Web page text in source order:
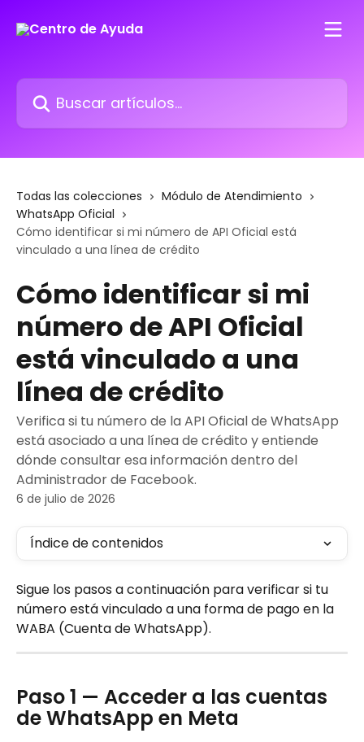
Buscar artículos...
Todas las colecciones
Módulo de Atendimiento
WhatsApp Oficial
Cómo identificar si mi número de API Oficial está
vinculado a una línea de crédito
Cómo identificar si mi
número de API Oficial
está vinculado a una
línea de crédito
Verifica si tu número de la API Oficial de WhatsApp
está asociado a una línea de crédito y entiende
dónde consultar esa información dentro del
Administrador de Facebook.
6 de julio de 2026
Índice de contenidos
Sigue los pasos a continuación para verificar si tu
número está vinculado a una forma de pago en la
WABA (Cuenta de WhatsApp).
Paso 1 — Acceder a las cuentas
de WhatsApp en Meta